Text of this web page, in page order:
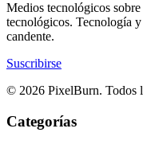
Medios tecnológicos
tecnológicos. Tecnología
candente.
Suscribirse
© 2026 PixelBurn. Todos
Categorías